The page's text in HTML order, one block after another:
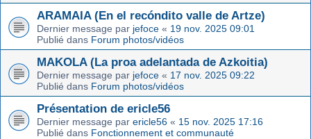
ARAMAIA (En el recóndito valle de Artze)
Dernier message par jefoce « 19 nov. 2025 09:01
Publié dans Forum photos/vidéos
MAKOLA (La proa adelantada de Azkoitia)
Dernier message par jefoce « 17 nov. 2025 09:22
Publié dans Forum photos/vidéos
Présentation de ericle56
Dernier message par ericle56 « 15 nov. 2025 17:16
Publié dans Fonctionnement et communauté